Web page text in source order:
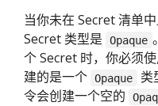
当你未在 Secret 清单
Secret 类型是
Opaque
个 Secret 时，你必须
建的是一个 Opaque
类
令会创建一个空的